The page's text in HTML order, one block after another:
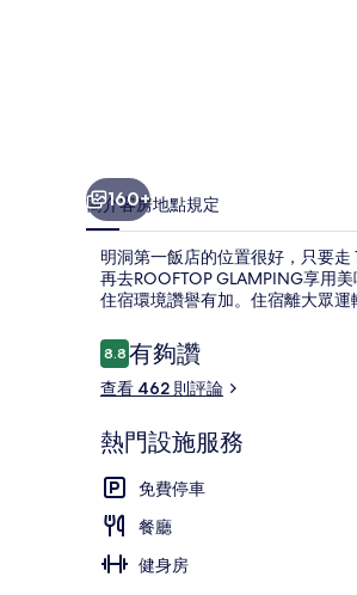
160+
簡介客房地點規定
明洞第一飯店的位置很好，只要
再去ROOFTOP GLAMPING享用
住宿環境讚譽有加。住宿離大眾運
評
論
8.88.8 分，滿分 10 分，
有夠讚
查看 462 則評論
熱門設施服務
免費停車
餐廳
健身房